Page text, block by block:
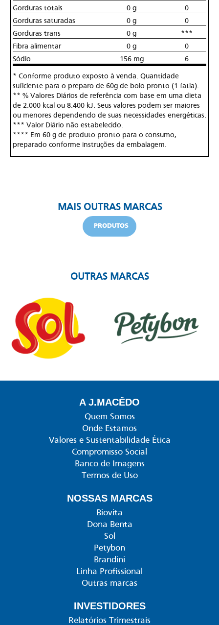
Gorduras totais
0 g
0
Gorduras saturadas
0 g
0
Gorduras trans
0 g
***
Fibra alimentar
0 g
0
Sódio
156 mg 6
* Conforme produto exposto à venda. Quantidade
suficiente para o preparo de 60g de bolo pronto (1 fatia).
** % Valores Diários de referência com base em uma dieta
de 2.000 kcal ou 8.400 kJ. Seus valores podem ser maiores
ou menores dependendo de suas necessidades energéticas.
*** Valor Diário não estabelecido.
**** Em 60 g de produto pronto para o consumo,
preparado conforme instruções da embalagem.
MAIS OUTRAS MARCAS
PRODUTOS
OUTRAS MARCAS
A J.MACÊDO
Quem Somos
Onde Estamos
Valores e Sustentabilidade Ética
Compromisso Social
Banco de Imagens
Termos de Uso
NOSSAS MARCAS
Biovita
Dona Benta
Sol
Petybon
Brandini
Linha Profissional
Outras marcas
INVESTIDORES
Relatórios Trimestrais